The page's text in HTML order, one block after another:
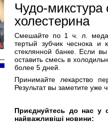
Чудо-микстура
холестерина
Смешайте по 1 ч. л. меда,
тертый зубчик чеснока и
стеклянной банке. Если
оставить смесь в
более 5 дней.
Принимайте лекарство
Результат вы заметите уже
Приєднуйтесь до нас у
найважливіші новини: